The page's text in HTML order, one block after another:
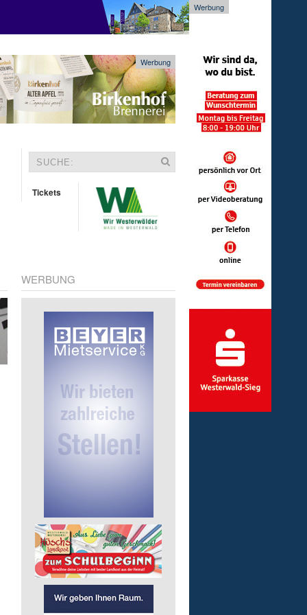
Werbung
Werbung
Tickets
WERBUNG